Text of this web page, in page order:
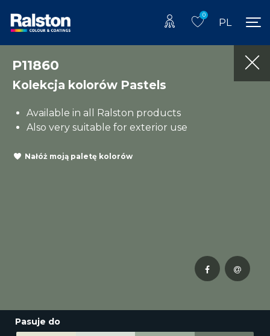
0
PL
P11860
Kolekcja kolorów Pastels
Available in all Ralston products
Also very suitable for exterior use
Nałóż moją paletę kolorów
Pasuje do